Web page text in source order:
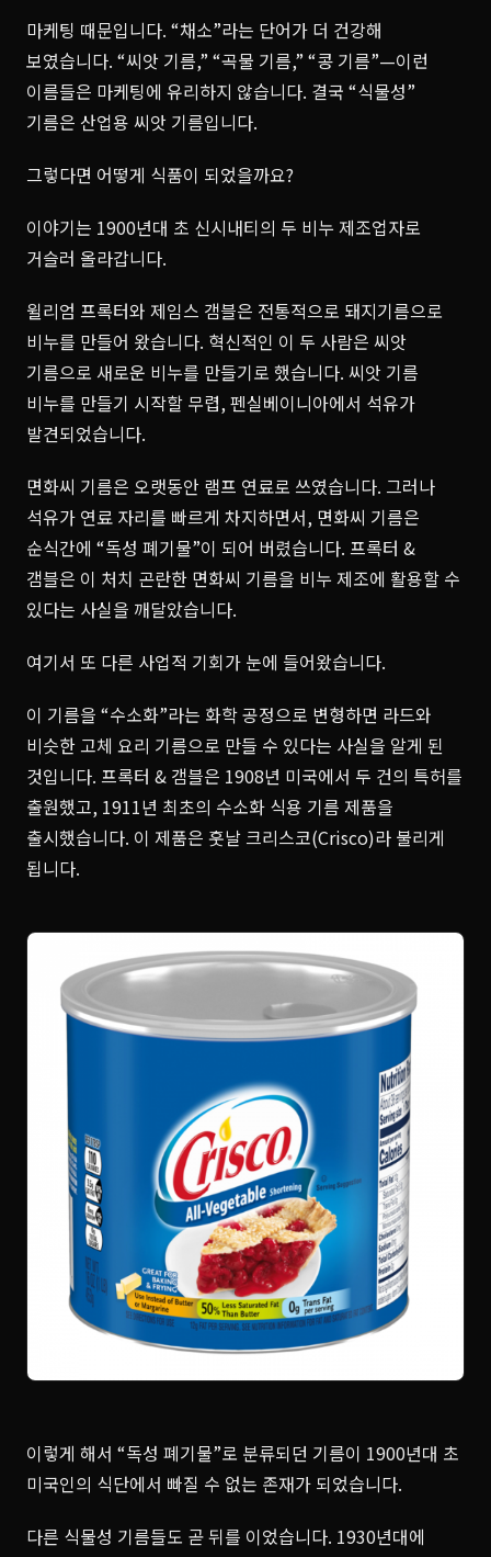
마케팅 때문입니다. “채소”라는 단어가 더 건강해
보였습니다. “씨앗 기름,” “곡물 기름,” “콩 기름”—이런
이름들은 마케팅에 유리하지 않습니다. 결국 “식물성”
기름은 산업용 씨앗 기름입니다.
그렇다면 어떻게 식품이 되었을까요?
이야기는 1900년대 초 신시내티의 두 비누 제조업자로
거슬러 올라갑니다.
윌리엄 프록터와 제임스 갬블은 전통적으로 돼지기름으로
비누를 만들어 왔습니다. 혁신적인 이 두 사람은 씨앗
기름으로 새로운 비누를 만들기로 했습니다. 씨앗 기름
비누를 만들기 시작할 무렵, 펜실베이니아에서 석유가
발견되었습니다.
면화씨 기름은 오랫동안 램프 연료로 쓰였습니다. 그러나
석유가 연료 자리를 빠르게 차지하면서, 면화씨 기름은
순식간에 “독성 폐기물”이 되어 버렸습니다. 프록터 &
갬블은 이 처치 곤란한 면화씨 기름을 비누 제조에 활용할 수
있다는 사실을 깨달았습니다.
여기서 또 다른 사업적 기회가 눈에 들어왔습니다.
이 기름을 “수소화”라는 화학 공정으로 변형하면 라드와
비슷한 고체 요리 기름으로 만들 수 있다는 사실을 알게 된
것입니다. 프록터 & 갬블은 1908년 미국에서 두 건의 특허를
출원했고, 1911년 최초의 수소화 식용 기름 제품을
출시했습니다. 이 제품은 훗날 크리스코(Crisco)라 불리게
됩니다.
이렇게 해서 “독성 폐기물”로 분류되던 기름이 1900년대 초
미국인의 식단에서 빠질 수 없는 존재가 되었습니다.
다른 식물성 기름들도 곧 뒤를 이었습니다. 1930년대에